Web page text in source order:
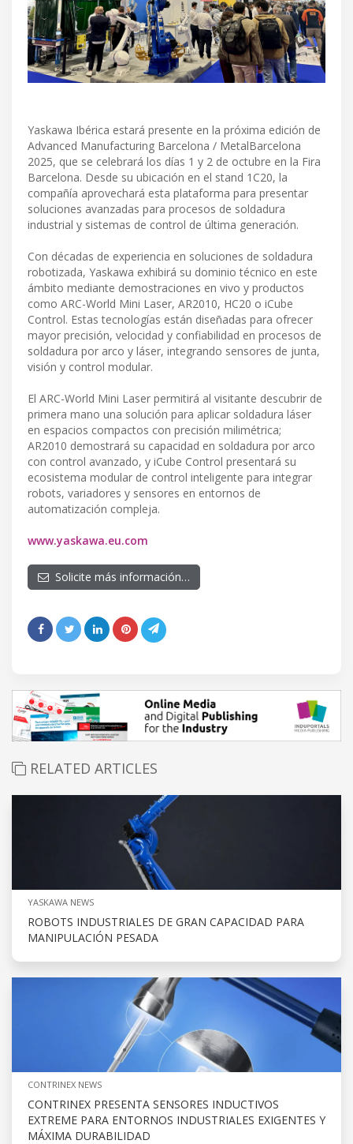
Yaskawa Ibérica estará presente en la próxima edición de
Advanced Manufacturing Barcelona / MetalBarcelona
2025, que se celebrará los días 1 y 2 de octubre en la Fira
Barcelona. Desde su ubicación en el stand 1C20, la
compañía aprovechará esta plataforma para presentar
soluciones avanzadas para procesos de soldadura
industrial y sistemas de control de última generación.
Con décadas de experiencia en soluciones de soldadura
robotizada, Yaskawa exhibirá su dominio técnico en este
ámbito mediante demostraciones en vivo y productos
como ARC-World Mini Laser, AR2010, HC20 o iCube
Control. Estas tecnologías están diseñadas para ofrecer
mayor precisión, velocidad y confiabilidad en procesos de
soldadura por arco y láser, integrando sensores de junta,
visión y control modular.
El ARC-World Mini Laser permitirá al visitante descubrir de
primera mano una solución para aplicar soldadura láser
en espacios compactos con precisión milimétrica;
AR2010 demostrará su capacidad en soldadura por arco
con control avanzado, y iCube Control presentará su
ecosistema modular de control inteligente para integrar
robots, variadores y sensores en entornos de
automatización compleja.
www.yaskawa.eu.com
Solicite más información…
RELATED ARTICLES
YASKAWA NEWS
ROBOTS INDUSTRIALES DE GRAN CAPACIDAD PARA
MANIPULACIÓN PESADA
CONTRINEX NEWS
CONTRINEX PRESENTA SENSORES INDUCTIVOS
EXTREME PARA ENTORNOS INDUSTRIALES EXIGENTES Y
MÁXIMA DURABILIDAD